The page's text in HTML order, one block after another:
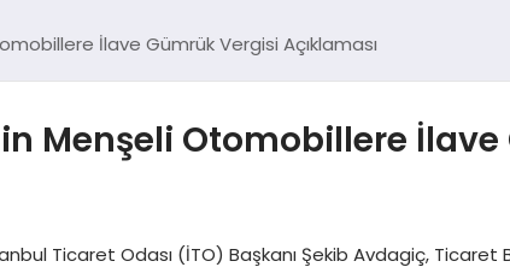
İlave Gümrük Vergisi Açıklaması
Menşeli Otomobillere
Ticaret Odası (İTO) Başkanı Şekib Avdagiç, Ticaret